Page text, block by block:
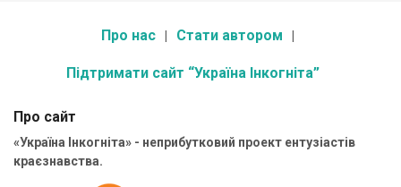
Про нас Стати автором
Підтримати сайт “Україна Інкогніта”
Про сайт
«Україна Інкогніта» - неприбутковий проект ентузіастів
краєзнавства.